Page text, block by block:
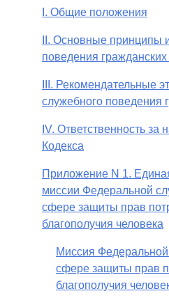
I. Общие положения
II. Основные принципы
поведения
III. Рекомендательные
служебного поведения
IV. Ответственность
Кодекса
Приложение N 1.
миссии Федеральной
сфере защиты прав
благополучия человека
Миссия
сфере защиты прав
благополучия